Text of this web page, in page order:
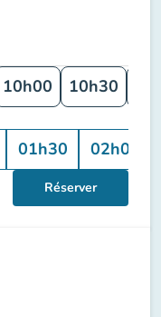
10h00 10h30
01h30 02h00
Réserver